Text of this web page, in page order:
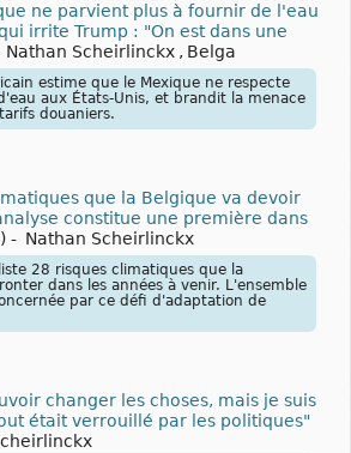
ne parvient plus à fournir de l'eau
irrite Trump : "On est dans une
Nathan Scheirlinckx , Belga
estime que le Mexique ne respecte
aux États-Unis, et brandit la menace
douaniers.
que la Belgique va devoir
constitue une première dans
- Nathan Scheirlinckx
28 risques climatiques que la
dans les années à venir. L'ensemble
par ce défi d'adaptation de
changer les choses, mais je suis
était verrouillé par les politiques"